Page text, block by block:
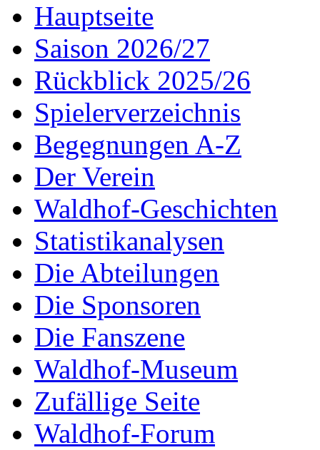
Hauptseite
Saison 2026/27
Rückblick 2025/26
Spielerverzeichnis
Begegnungen A-Z
Der Verein
Waldhof-Geschichten
Statistikanalysen
Die Abteilungen
Die Sponsoren
Die Fanszene
Waldhof-Museum
Zufällige Seite
Waldhof-Forum